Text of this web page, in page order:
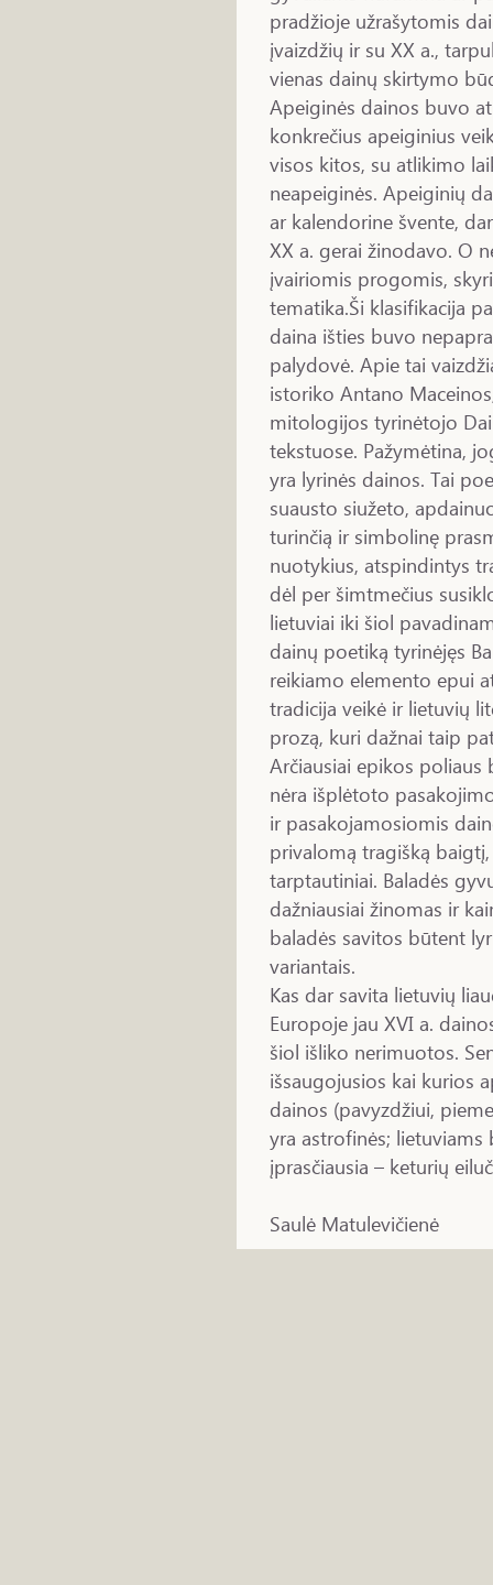
pradžioje užrašytomis
įvaizdžių ir su XX a.,
vienas dainų skirtymo
Apeiginės dainos buvo
konkrečius apeiginius
visos kitos, su atlikimo
neapeiginės. Apeiginių
ar kalendorine švente,
XX a. gerai žinodavo. O
įvairiomis progomis,
tematika.Ši klasifikacija
daina išties buvo
palydovė. Apie tai
istoriko Antano
mitologijos tyrinėtojo
tekstuose. Pažymėtina,
yra lyrinės dainos. Tai
suausto siužeto,
turinčią ir simbolinę
nuotykius, atspindintys
dėl per šimtmečius
lietuviai iki šiol
dainų poetiką tyrinėjęs
reikiamo elemento epui
tradicija veikė ir lietuvių
prozą, kuri dažnai taip
Arčiausiai epikos
nėra išplėtoto
ir pasakojamosiomis
privalomą tragišką
tarptautiniai. Baladės
dažniausiai žinomas ir
baladės savitos būtent
variantais.
Kas dar savita lietuvių
Europoje jau XVI a.
šiol išliko nerimuotos.
išsaugojusios kai kurios
dainos (pavyzdžiui,
yra astrofinės;
įprasčiausia – keturių
Saulė Matulevičienė